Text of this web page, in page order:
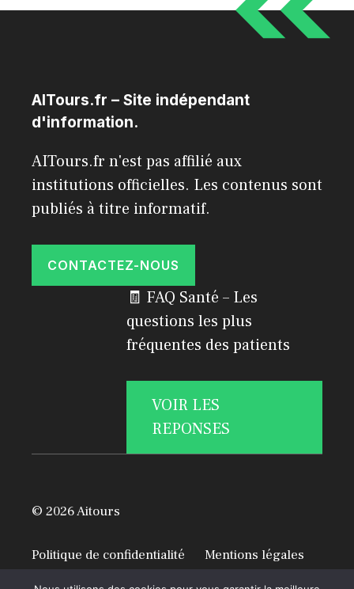
AITours.fr – Site indépendant
d'information.
AITours.fr n'est pas affilié aux
institutions officielles. Les contenus sont
publiés à titre informatif.
CONTACTEZ-NOUS
🧾 FAQ Santé – Les
questions les plus
fréquentes des patients
VOIR LES
REPONSES
© 2026 Aitours
Politique de confidentialité
Mentions légales